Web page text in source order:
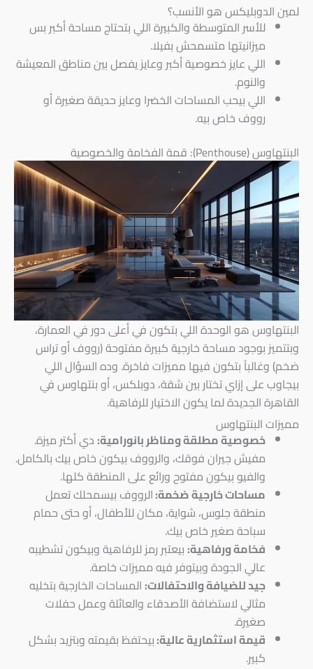
لمين الدوبليكس هو الأنسب؟
للأسر المتوسطة والكبيرة اللي بتحتاج مساحة أكبر بس
ميزانيتها متسمحش بفيلا.
اللي عايز خصوصية أكبر وعايز يفصل بين مناطق المعيشة
والنوم.
اللي بيحب المساحات الخضرا وعايز حديقة صغيرة أو
رووف خاص بيه.
البنتهاوس (Penthouse): قمة الفخامة والخصوصية
البنتهاوس هو الوحدة اللي بتكون في أعلى دور في العمارة،
وبتتميز بوجود مساحة خارجية كبيرة مفتوحة (رووف أو تراس
ضخم) وغالباً بتكون فيها مميزات فاخرة. وده السؤال اللي
بيجاوب على إزاي تختار بين شقة، دوبلكس، أو بنتهاوس في
القاهرة الجديدة لما يكون الاختيار للرفاهية.
مميزات البنتهاوس
خصوصية مطلقة ومناظر بانورامية: دي أكتر ميزة.
مفيش جيران فوقك، والرووف بيكون خاص بيك بالكامل.
والفيو بيكون مفتوح ورائع على المنطقة كلها.
مساحات خارجية ضخمة:الرووف بيسمحلك تعمل
منطقة جلوس، شواية، مكان للأطفال، أو حتى حمام
سباحة صغير خاص بيك.
فخامة ورفاهية: بيعتبر رمز للرفاهية وبيكون تشطيبه
عالي الجودة وبيتوفر فيه مميزات خاصة.
جيد للضيافة والاحتفالات: المساحات الخارجية بتخليه
مثالي لاستضافة الأصدقاء والعائلة وعمل حفلات
صغيرة.
قيمة استثمارية عالية:بيحتفظ بقيمته وبتزيد بشكل
كبير.